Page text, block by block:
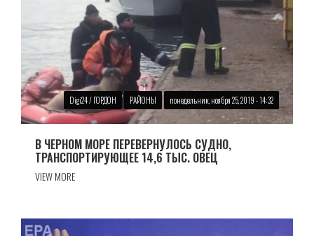
Digi24 / ГОРДОН РАЙОНЫ понедельник, ноября 25, 2019 - 14:32
В ЧЕРНОМ МОРЕ ПЕРЕВЕРНУЛОСЬ СУДНО,
ТРАНСПОРТИРУЮЩЕЕ 14,6 ТЫС. ОВЕЦ
VIEW MORE